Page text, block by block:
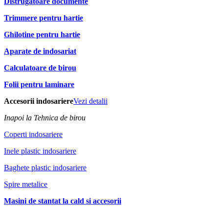
Trimmere pentru hartie
Ghilotine pentru hartie
Aparate de indosariat
Calculatoare de birou
Folii pentru laminare
Accesorii indosariereVezi detalii
Inapoi la Tehnica de birou
Coperti indosariere
Inele plastic indosariere
Baghete plastic indosariere
Spire metalice
Masini de stantat la cald si accesorii